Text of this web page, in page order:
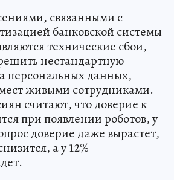
связанными с
банковской системы
технические сбои,
нестандартную
персональных данных,
живыми сотрудниками.
считают, что доверие к
при появлении роботов, у
доверие даже вырастет,
а у 12% —